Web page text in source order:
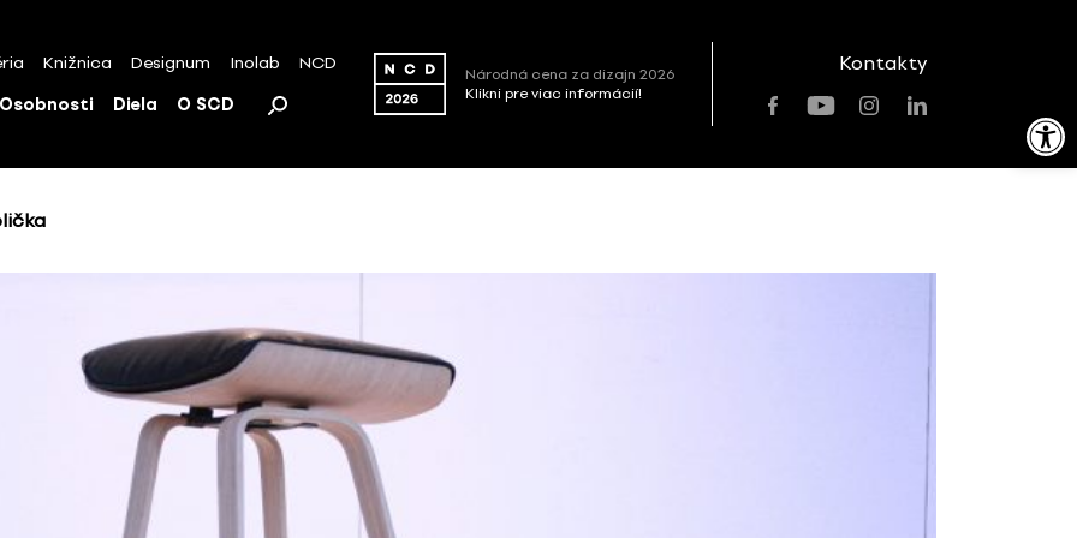
Open toolbar
Knižnica Designum Inolab NCD
Osobnosti Diela O SCD
Národná cena za dizajn 2026
Klikni pre viac informácií!
Kontakty